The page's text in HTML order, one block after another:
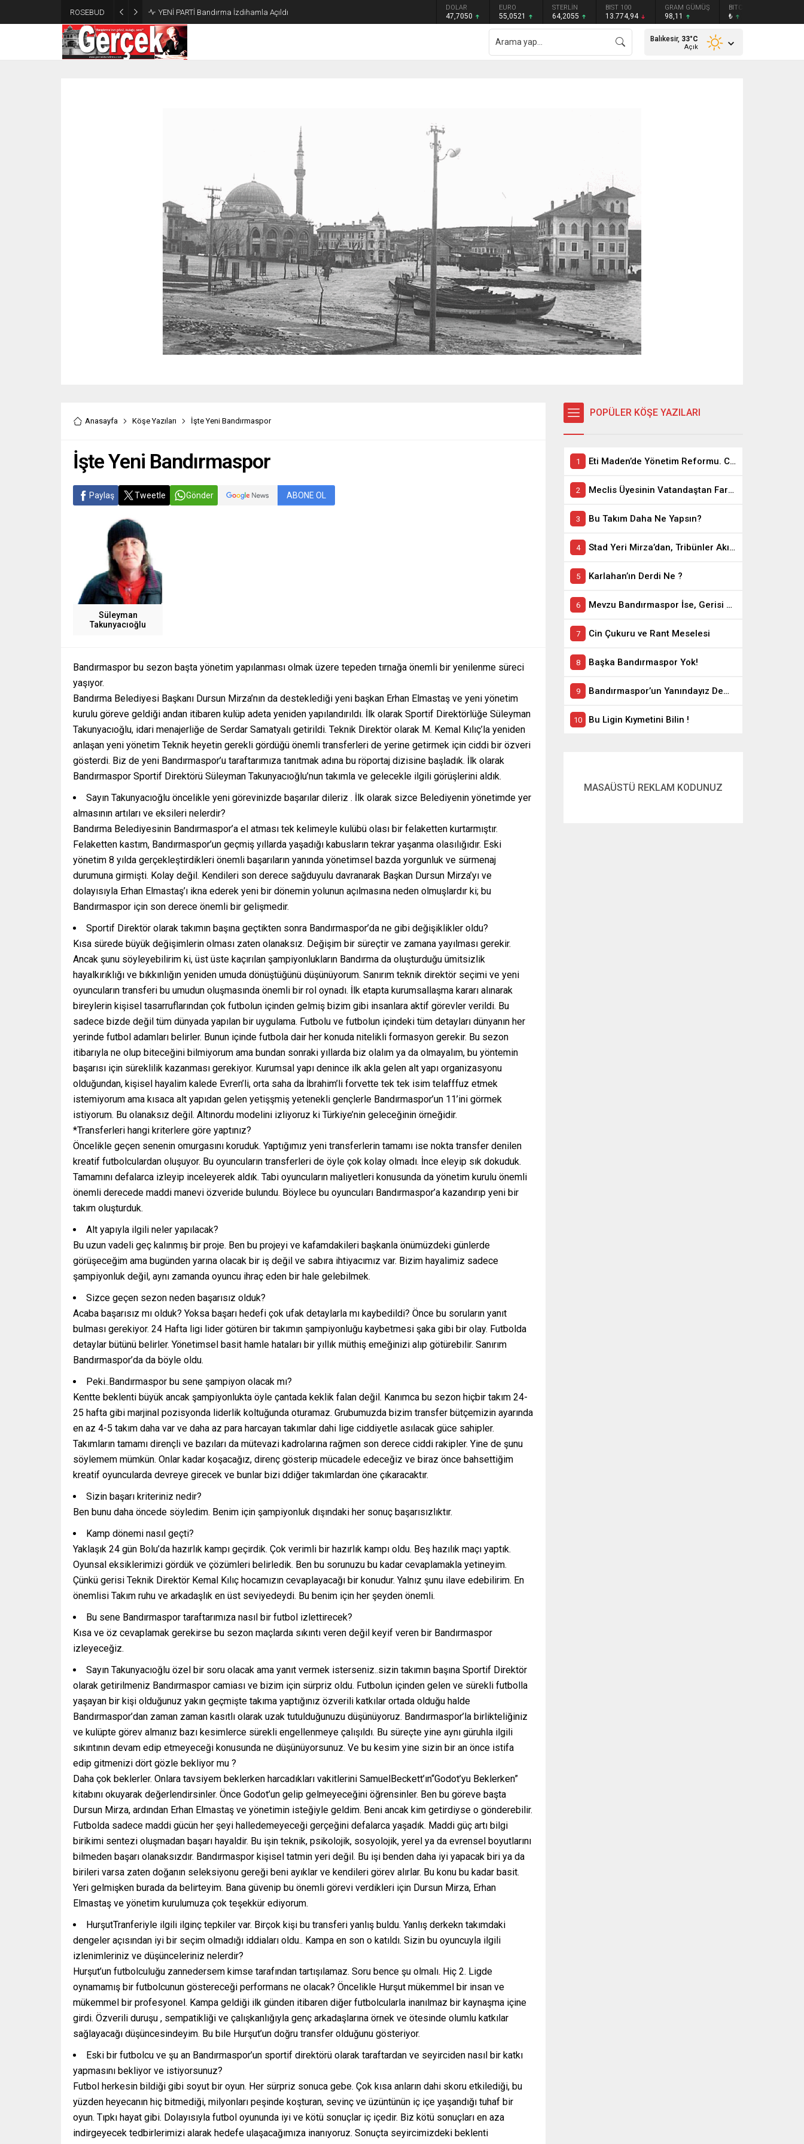
ROSEBUD YENİ PARTİ Bandırma İzdihamla Açıldı DOLAR
47,7050
EURO
55,0521
STERLİN
64,2055
BIST 100
13.774,94
GRAM GÜMÜŞ
98,11
BITCOIN
₺
Balıkesir, 33°C
Açık
Anasayfa Köşe Yazıları İşte Yeni Bandırmaspor
İşte Yeni Bandırmaspor
Paylaş Tweetle Gönder ABONE OL
Süleyman
Takunyacıoğlu
Bandırmaspor bu sezon başta yönetim yapılanması olmak üzere tepeden tırnağa önemli bir yenilenme süreci
yaşıyor.
Bandırma Belediyesi Başkanı Dursun Mirza’nın da desteklediği yeni başkan Erhan Elmastaş ve yeni yönetim
kurulu göreve geldiği andan itibaren kulüp adeta yeniden yapılandırıldı. İlk olarak Sportif Direktörlüğe Süleyman
Takunyacıoğlu, idari menajerliğe de Serdar Samatyalı getirildi. Teknik Direktör olarak M. Kemal Kılıç’la yeniden
anlaşan yeni yönetim Teknik heyetin gerekli gördüğü önemli transferleri de yerine getirmek için ciddi bir özveri
gösterdi. Biz de yeni Bandırmaspor’u taraftarımıza tanıtmak adına bu röportaj dizisine başladık. İlk olarak
Bandırmaspor Sportif Direktörü Süleyman Takunyacıoğlu’nun takımla ve gelecekle ilgili görüşlerini aldık.
Sayın Takunyacıoğlu öncelikle yeni görevinizde başarılar dileriz . İlk olarak sizce Belediyenin yönetimde yer
almasının artıları ve eksileri nelerdir?
Bandırma Belediyesinin Bandırmaspor’a el atması tek kelimeyle kulübü olası bir felaketten kurtarmıştır.
Felaketten kastım, Bandırmaspor’un geçmiş yıllarda yaşadığı kabusların tekrar yaşanma olasılığıdır. Eski
yönetim 8 yılda gerçekleştirdikleri önemli başarıların yanında yönetimsel bazda yorgunluk ve sürmenaj
durumuna girmişti. Kolay değil. Kendileri son derece sağduyulu davranarak Başkan Dursun Mirza’yı ve
dolayısıyla Erhan Elmastaş’ı ikna ederek yeni bir dönemin yolunun açılmasına neden olmuşlardır ki; bu
Bandırmaspor için son derece önemli bir gelişmedir.
Sportif Direktör olarak takımın başına geçtikten sonra Bandırmaspor’da ne gibi değişiklikler oldu?
Kısa sürede büyük değişimlerin olması zaten olanaksız. Değişim bir süreçtir ve zamana yayılması gerekir.
Ancak şunu söyleyebilirim ki, üst üste kaçırılan şampiyonlukların Bandırma da oluşturduğu ümitsizlik
hayalkırıklığı ve bıkkınlığın yeniden umuda dönüştüğünü düşünüyorum. Sanırım teknik direktör seçimi ve yeni
oyuncuların transferi bu umudun oluşmasında önemli bir rol oynadı. İlk etapta kurumsallaşma kararı alınarak
bireylerin kişisel tasarruflarından çok futbolun içinden gelmiş bizim gibi insanlara aktif görevler verildi. Bu
sadece bizde değil tüm dünyada yapılan bir uygulama. Futbolu ve futbolun içindeki tüm detayları dünyanın her
yerinde futbol adamları belirler. Bunun içinde futbola dair her konuda nitelikli formasyon gerekir. Bu sezon
itibarıyla ne olup biteceğini bilmiyorum ama bundan sonraki yıllarda biz olalım ya da olmayalım, bu yöntemin
başarısı için süreklilik kazanması gerekiyor. Kurumsal yapı denince ilk akla gelen alt yapı organizasyonu
olduğundan, kişisel hayalim kalede Evren’li, orta saha da İbrahim’li forvette tek tek isim telafffuz etmek
istemiyorum ama kısaca alt yapıdan gelen yetişşmiş yetenekli gençlerle Bandırmaspor’un 11’ini görmek
istiyorum. Bu olanaksız değil. Altınordu modelini izliyoruz ki Türkiye’nin geleceğinin örneğidir.
*Transferleri hangi kriterlere göre yaptınız?
Öncelikle geçen senenin omurgasını koruduk. Yaptığımız yeni transferlerin tamamı ise nokta transfer denilen
kreatif futbolculardan oluşuyor. Bu oyuncuların transferleri de öyle çok kolay olmadı. İnce eleyip sık dokuduk.
Tamamını defalarca izleyip inceleyerek aldık. Tabi oyuncuların maliyetleri konusunda da yönetim kurulu önemli
önemli derecede maddi manevi özveride bulundu. Böylece bu oyuncuları Bandırmaspor’a kazandırıp yeni bir
takım oluşturduk.
Alt yapıyla ilgili neler yapılacak?
Bu uzun vadeli geç kalınmış bir proje. Ben bu projeyi ve kafamdakileri başkanla önümüzdeki günlerde
görüşeceğim ama bugünden yarına olacak bir iş değil ve sabıra ihtiyacımız var. Bizim hayalimiz sadece
şampiyonluk değil, aynı zamanda oyuncu ihraç eden bir hale gelebilmek.
Sizce geçen sezon neden başarısız olduk?
Acaba başarısız mı olduk? Yoksa başarı hedefi çok ufak detaylarla mı kaybedildi? Önce bu soruların yanıt
bulması gerekiyor. 24 Hafta ligi lider götüren bir takımın şampiyonluğu kaybetmesi şaka gibi bir olay. Futbolda
detaylar bütünü belirler. Yönetimsel basit hamle hataları bir yıllık müthiş emeğinizi alıp götürebilir. Sanırım
Bandırmaspor’da da böyle oldu.
Peki..Bandırmaspor bu sene şampiyon olacak mı?
Kentte beklenti büyük ancak şampiyonlukta öyle çantada keklik falan değil. Kanımca bu sezon hiçbir takım 24-
25 hafta gibi marjinal pozisyonda liderlik koltuğunda oturamaz. Grubumuzda bizim transfer bütçemizin ayarında
en az 4-5 takım daha var ve daha az para harcayan takımlar dahi lige ciddiyetle asılacak güce sahipler.
Takımların tamamı dirençli ve bazıları da mütevazi kadrolarına rağmen son derece ciddi rakipler. Yine de şunu
söylemem mümkün. Onlar kadar koşacağız, direnç gösterip mücadele edeceğiz ve biraz önce bahsettiğim
kreatif oyuncularda devreye girecek ve bunlar bizi ddiğer takımlardan öne çıkaracaktır.
Sizin başarı kriteriniz nedir?
Ben bunu daha öncede söyledim. Benim için şampiyonluk dışındaki her sonuç başarısızlıktır.
Kamp dönemi nasıl geçti?
Yaklaşık 24 gün Bolu’da hazırlık kampı geçirdik. Çok verimli bir hazırlık kampı oldu. Beş hazılık maçı yaptık.
Oyunsal eksiklerimizi gördük ve çözümleri belirledik. Ben bu sorunuzu bu kadar cevaplamakla yetineyim.
Çünkü gerisi Teknik Direktör Kemal Kılıç hocamızın cevaplayacağı bir konudur. Yalnız şunu ilave edebilirim. En
önemlisi Takım ruhu ve arkadaşlık en üst seviyedeydi. Bu benim için her şeyden önemli.
Bu sene Bandırmaspor taraftarımıza nasıl bir futbol izlettirecek?
Kısa ve öz cevaplamak gerekirse bu sezon maçlarda sıkıntı veren değil keyif veren bir Bandırmaspor
izleyeceğiz.
Sayın Takunyacıoğlu özel bir soru olacak ama yanıt vermek isterseniz..sizin takımın başına Sportif Direktör
olarak getirilmeniz Bandırmaspor camiası ve bizim için sürpriz oldu. Futbolun içinden gelen ve sürekli futbolla
yaşayan bir kişi olduğunuz yakın geçmişte takıma yaptığınız özverili katkılar ortada olduğu halde
Bandırmaspor’dan zaman zaman kasıtlı olarak uzak tutulduğunuzu düşünüyoruz. Bandırmaspor’la birlikteliğiniz
ve kulüpte görev almanız bazı kesimlerce sürekli engellenmeye çalışıldı. Bu süreçte yine aynı güruhla ilgili
sıkıntının devam edip etmeyeceği konusunda ne düşünüyorsunuz. Ve bu kesim yine sizin bir an önce istifa
edip gitmenizi dört gözle bekliyor mu ?
Daha çok beklerler. Onlara tavsiyem beklerken harcadıkları vakitlerini SamuelBeckett’ın“Godot’yu Beklerken”
kitabını okuyarak değerlendirsinler. Önce Godot’un gelip gelmeyeceğini öğrensinler. Ben bu göreve başta
Dursun Mirza, ardından Erhan Elmastaş ve yönetimin isteğiyle geldim. Beni ancak kim getirdiyse o gönderebilir.
Futbolda sadece maddi gücün her şeyi halledemeyeceği gerçeğini defalarca yaşadık. Maddi güç artı bilgi
birikimi sentezi oluşmadan başarı hayaldir. Bu işin teknik, psikolojik, sosyolojik, yerel ya da evrensel boyutlarını
bilmeden başarı olanaksızdır. Bandırmaspor kişisel tatmin yeri değil. Bu işi benden daha iyi yapacak biri ya da
birileri varsa zaten doğanın seleksiyonu gereği beni ayıklar ve kendileri görev alırlar. Bu konu bu kadar basit.
Yeri gelmişken burada da belirteyim. Bana güvenip bu önemli görevi verdikleri için Dursun Mirza, Erhan
Elmastaş ve yönetim kurulumuza çok teşekkür ediyorum.
HurşutTranferiyle ilgili ilginç tepkiler var. Birçok kişi bu transferi yanlış buldu. Yanlış derkekn takımdaki
dengeler açısından iyi bir seçim olmadığı iddiaları oldu.. Kampa en son o katıldı. Sizin bu oyuncuyla ilgili
izlenimleriniz ve düşünceleriniz nelerdir?
Hurşut’un futbolculuğu zannedersem kimse tarafından tartışılamaz. Soru bence şu olmalı. Hiç 2. Ligde
oynamamış bir futbolcunun göstereceği performans ne olacak? Öncelikle Hurşut mükemmel bir insan ve
mükemmel bir profesyonel. Kampa geldiği ilk günden itibaren diğer futbolcularla inanılmaz bir kaynaşma içine
girdi. Özverili duruşu , sempatikliği ve çalışkanlığıyla genç arkadaşlarına örnek ve ötesinde olumlu katkılar
sağlayacağı düşüncesindeyim. Bu bile Hurşut’un doğru transfer olduğunu gösteriyor.
Eski bir futbolcu ve şu an Bandırmaspor’un sportif direktörü olarak taraftardan ve seyirciden nasıl bir katkı
yapmasını bekliyor ve istiyorsunuz?
Futbol herkesin bildiği gibi soyut bir oyun. Her sürpriz sonuca gebe. Çok kısa anların dahi skoru etkilediği, bu
yüzden heyecanın hiç bitmediği, milyonları peşinde koşturan, sevinç ve üzüntünün iç içe yaşandığı tuhaf bir
oyun. Tıpkı hayat gibi. Dolayısıyla futbol oyununda iyi ve kötü sonuçlar iç içedir. Biz kötü sonuçları en aza
indirgeyecek tedbirlerimizi alarak hedefe ulaşacağımıza inanıyoruz. Sonuçta seyircimizdeki beklenti
POPÜLER KÖŞE YAZILARI
Eti Maden’de Yönetim Reformu. CEO Modeli’nde Kadro / Taşeron İşçilik Ayrımı Kalkıyor
Meclis Üyesinin Vatandaştan Farkı Ne ?
Bu Takım Daha Ne Yapsın?
Stad Yeri Mirza’dan, Tribünler Akın’dan: Geriye Bakanlık Kaldı.
Karlahan’ın Derdi Ne ?
Mevzu Bandırmaspor İse, Gerisi Teferruattır
Cin Çukuru ve Rant Meselesi
Başka Bandırmaspor Yok!
Bandırmaspor’un Yanındayız Demekle Olmuyor!
Bu Ligin Kıymetini Bilin !
MASAÜSTÜ REKLAM KODUNUZ